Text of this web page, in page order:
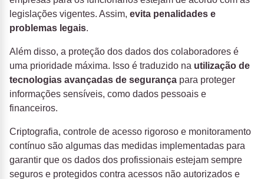
legislações vigentes. Assim, evita penalidades e
problemas legais.
Além disso, a proteção dos dados dos colaboradores é
uma prioridade máxima. Isso é traduzido na utilização de
tecnologias avançadas de segurança para proteger
informações sensíveis, como dados pessoais e
financeiros.
Criptografia, controle de acesso rigoroso e monitoramento
contínuo são algumas das medidas implementadas para
garantir que os dados dos profissionais estejam sempre
seguros e protegidos contra acessos não autorizados e